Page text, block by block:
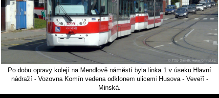
Po dobu opravy kolejí na Mendlově náměstí byla linka 1 v úseku Hlavní
nádraží - Vozovna Komín vedena odklonem ulicemi Husova - Veveří -
Minská.